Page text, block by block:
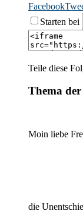
Facebook
Starten bei
Teile diese
Thema
Moin liebe
die